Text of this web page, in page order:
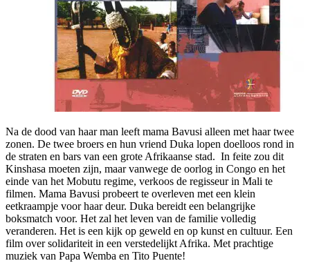
Na de dood van haar man leeft mama Bavusi alleen met haar twee
zonen. De twee broers en hun vriend Duka lopen doelloos rond in
de straten en bars van een grote Afrikaanse stad. In feite zou dit
Kinshasa moeten zijn, maar vanwege de oorlog in Congo en het
einde van het Mobutu regime, verkoos de regisseur in Mali te
filmen. Mama Bavusi probeert te overleven met een klein
eetkraampje voor haar deur. Duka bereidt een belangrijke
boksmatch voor. Het zal het leven van de familie volledig
veranderen. Het is een kijk op geweld en op kunst en cultuur. Een
film over solidariteit in een verstedelijkt Afrika. Met prachtige
muziek van Papa Wemba en Tito Puente!